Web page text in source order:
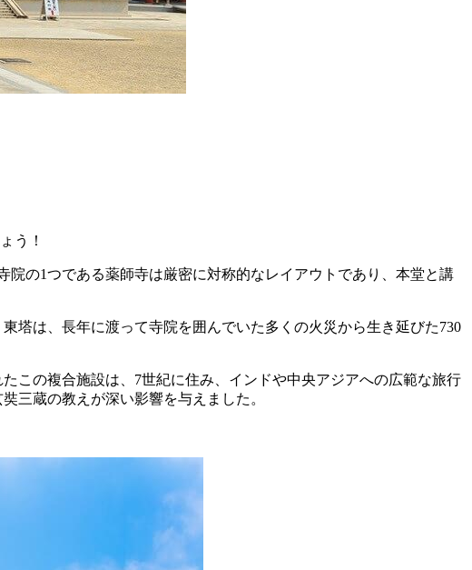
う！
の1つである薬師寺は厳密に対称的なレイアウトであり、本堂と講
塔は、長年に渡って寺院を囲んでいた多くの火災から生き延びた730
この複合施設は、7世紀に住み、インドや中央アジアへの広範な旅行
三蔵の教えが深い影響を与えました。